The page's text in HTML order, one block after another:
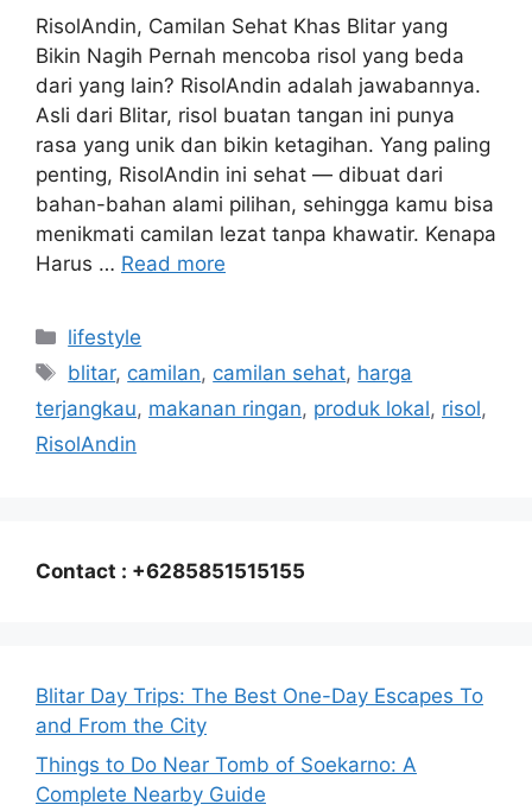
RisolAndin, Camilan Sehat Khas Blitar yang
Bikin Nagih Pernah mencoba risol yang beda
dari yang lain? RisolAndin adalah jawabannya.
Asli dari Blitar, risol buatan tangan ini punya
rasa yang unik dan bikin ketagihan. Yang paling
penting, RisolAndin ini sehat — dibuat dari
bahan-bahan alami pilihan, sehingga kamu bisa
menikmati camilan lezat tanpa khawatir. Kenapa
Harus … Read more
Categories
lifestyle
Tags
blitar, camilan, camilan sehat, harga
terjangkau, makanan ringan, produk lokal, risol,
RisolAndin
Contact : +6285851515155
Blitar Day Trips: The Best One-Day Escapes To
and From the City
Things to Do Near Tomb of Soekarno: A
Complete Nearby Guide